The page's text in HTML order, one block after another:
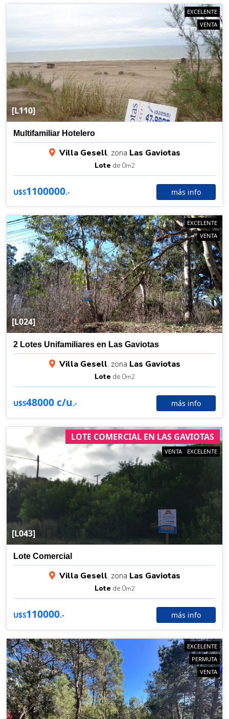
[L110]
EXCELENTE
VENTA
Multifamiliar Hotelero
Villa Gesell, zona Las Gaviotas
Lote de 0m2
U$S1100000.- más info
[L024]
EXCELENTE
VENTA
2 Lotes Unifamiliares en Las Gaviotas
Villa Gesell, zona Las Gaviotas
Lote de 0m2
U$S48000 c/u.- más info
[L043]
LOTE COMERCIAL EN LAS GAVIOTAS
EXCELENTE
VENTA
Lote Comercial
Villa Gesell, zona Las Gaviotas
Lote de 0m2
U$S110000.- más info
EXCELENTE
PERMUTA
VENTA